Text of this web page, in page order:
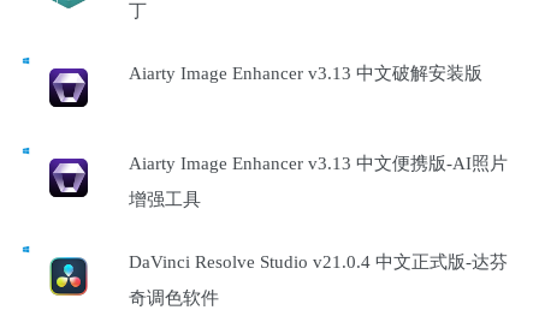
丁
Aiarty Image Enhancer v3.13 中文破解安装版
Aiarty Image Enhancer v3.13 中文便携版-AI照片
增强工具
DaVinci Resolve Studio v21.0.4 中文正式版-达芬
奇调色软件